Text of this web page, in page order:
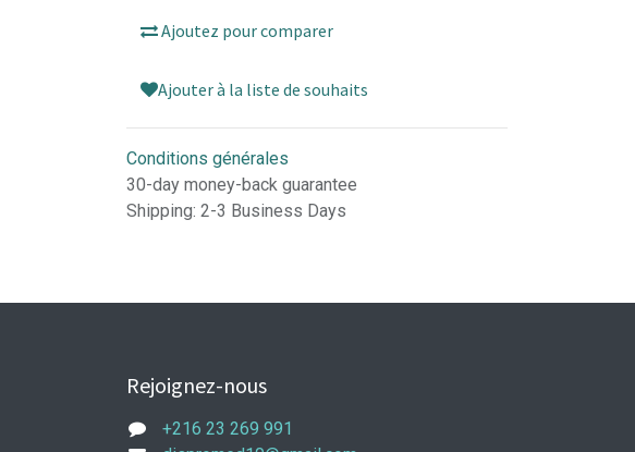
Ajoutez pour comparer
Ajouter à la liste de souhaits
Conditions générales
30-day money-back guarantee
Shipping: 2-3 Business Days
Rejoignez-nous
+216 23 269 991